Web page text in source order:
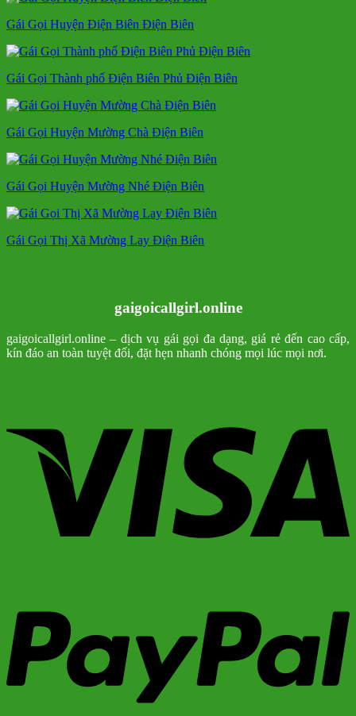
Gái Gọi Huyện Điện Biên Điện Biên
Gái Gọi Thành phố Điện Biên Phủ Điện Biên
Gái Gọi Huyện Mường Chà Điện Biên
Gái Gọi Huyện Mường Nhé Điện Biên
Gái Gọi Thị Xã Mường Lay Điện Biên
gaigoicallgirl.online
gaigoicallgirl.online – dịch vụ gái gọi đa dạng, giá rẻ đến cao cấp,
kín đáo an toàn tuyệt đối, đặt hẹn nhanh chóng mọi lúc mọi nơi.